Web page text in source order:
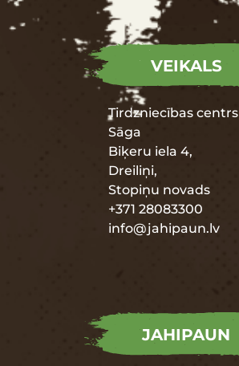
VEIKALS
Tirdzniecības centrs
Sāga
Biķeru iela 4,
Dreiliņi,
Stopiņu novads
+371 28083300
info@jahipaun.lv
JAHIPAUN